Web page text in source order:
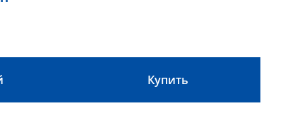
Купить